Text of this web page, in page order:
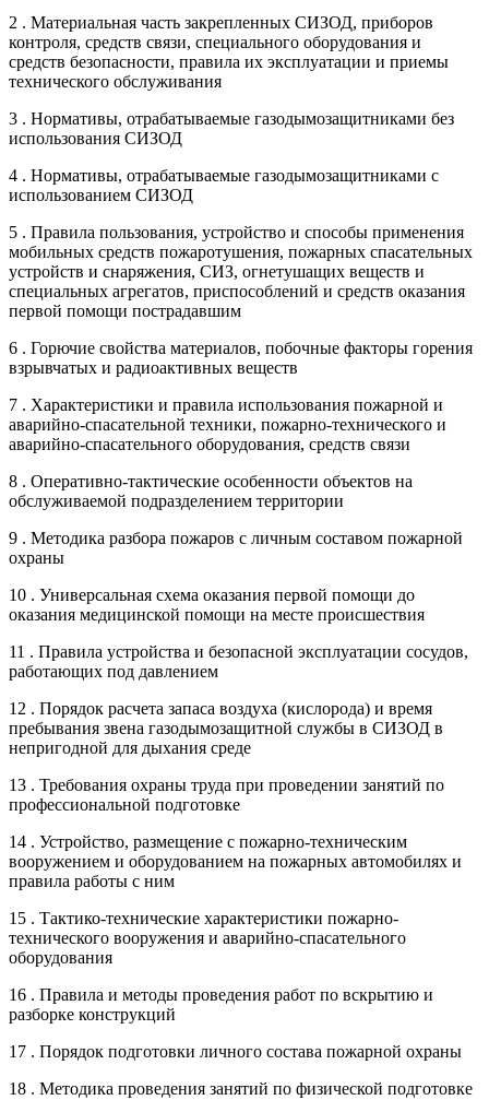
2 . Материальная часть закрепленных СИЗОД, приборов
контроля, средств связи, специального оборудования и
средств безопасности, правила их эксплуатации и приемы
технического обслуживания
3 . Нормативы, отрабатываемые газодымозащитниками без
использования СИЗОД
4 . Нормативы, отрабатываемые газодымозащитниками с
использованием СИЗОД
5 . Правила пользования, устройство и способы применения
мобильных средств пожаротушения, пожарных спасательных
устройств и снаряжения, СИЗ, огнетушащих веществ и
специальных агрегатов, приспособлений и средств оказания
первой помощи пострадавшим
6 . Горючие свойства материалов, побочные факторы горения
взрывчатых и радиоактивных веществ
7 . Характеристики и правила использования пожарной и
аварийно-спасательной техники, пожарно-технического и
аварийно-спасательного оборудования, средств связи
8 . Оперативно-тактические особенности объектов на
обслуживаемой подразделением территории
9 . Методика разбора пожаров с личным составом пожарной
охраны
10 . Универсальная схема оказания первой помощи до
оказания медицинской помощи на месте происшествия
11 . Правила устройства и безопасной эксплуатации сосудов,
работающих под давлением
12 . Порядок расчета запаса воздуха (кислорода) и время
пребывания звена газодымозащитной службы в СИЗОД в
непригодной для дыхания среде
13 . Требования охраны труда при проведении занятий по
профессиональной подготовке
14 . Устройство, размещение с пожарно-техническим
вооружением и оборудованием на пожарных автомобилях и
правила работы с ним
15 . Тактико-технические характеристики пожарно-
технического вооружения и аварийно-спасательного
оборудования
16 . Правила и методы проведения работ по вскрытию и
разборке конструкций
17 . Порядок подготовки личного состава пожарной охраны
18 . Методика проведения занятий по физической подготовке